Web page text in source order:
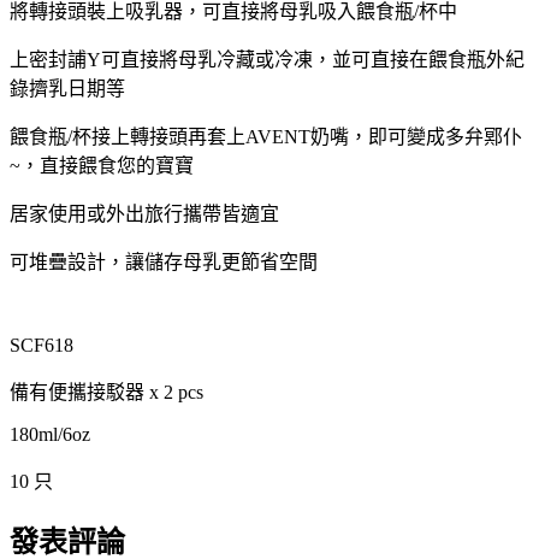
將轉接頭裝上吸乳器，可直接將母乳吸入餵食瓶/杯中
上密封誧Y可直接將母乳冷藏或冷凍，並可直接在餵食瓶外紀
錄擠乳日期等
餵食瓶/杯接上轉接頭再套上AVENT奶嘴，即可變成多弁鄍仆
~，直接餵食您的寶寶
居家使用或外出旅行攜帶皆適宜
可堆疊設計，讓儲存母乳更節省空間
SCF618
備有便攜接駁器 x 2 pcs
180ml/6oz
10 只
發表評論